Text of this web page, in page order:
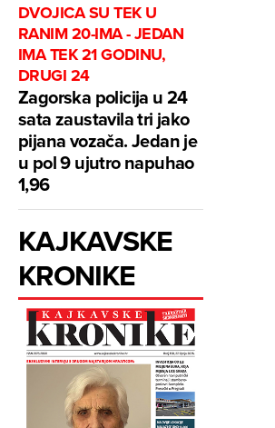
DVOJICA SU TEK U
RANIM 20-IMA - JEDAN
IMA TEK 21 GODINU,
DRUGI 24
Zagorska policija u 24
sata zaustavila tri jako
pijana vozača. Jedan je
u pol 9 ujutro napuhao
1,96
KAJKAVSKE
KRONIKE